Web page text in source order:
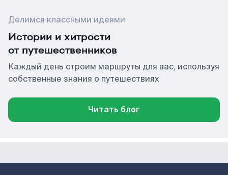
Делимся классными идеями
Истории и хитрости
от путешественников
Каждый день строим маршруты для вас, используя
собственные знания о путешествиях
Читать блог